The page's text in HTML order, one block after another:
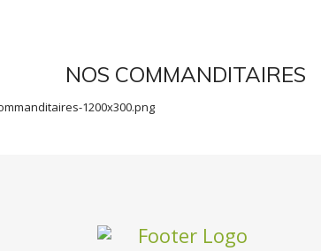
NOS COMMANDITAIRES